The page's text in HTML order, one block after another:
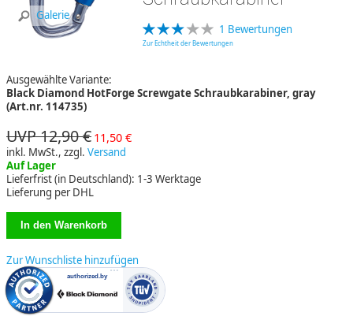
Kundenbereich
Wunschzettel
Galerie
1 Bewertungen
Zur Echtheit der Bewertungen
Ausgewählte Variante:
Black Diamond HotForge Screwgate Schraubkarabiner, gray
(Art.nr. 114735)
UVP 12,90 € 11,50 €
inkl. MwSt., zzgl. Versand
Auf Lager
Lieferfrist (in Deutschland): 1-3 Werktage
Lieferung per DHL
Zur Wunschliste hinzufügen